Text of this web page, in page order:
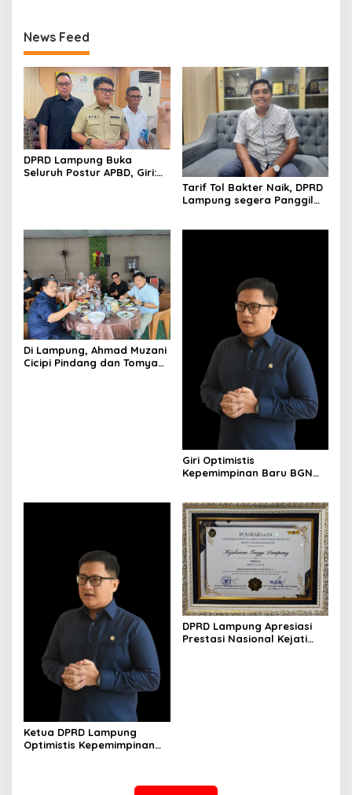
News Feed
DPRD Lampung Buka
Seluruh Postur APBD, Giri:
Tarif Tol Bakter Naik, DPRD
Lampung segera Panggil
Di Lampung, Ahmad Muzani
Cicipi Pindang dan Tomyam
Giri Optimistis
Kepemimpinan Baru BGN
Ketua DPRD Lampung
Optimistis Kepemimpinan
DPRD Lampung Apresiasi
Prestasi Nasional Kejati